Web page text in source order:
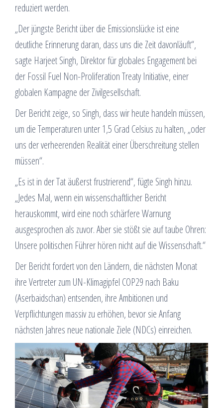
reduziert werden.
„Der jüngste Bericht über die Emissionslücke ist eine
deutliche Erinnerung daran, dass uns die Zeit davonläuft“,
sagte Harjeet Singh, Direktor für globales Engagement bei
der Fossil Fuel Non-Proliferation Treaty Initiative, einer
globalen Kampagne der Zivilgesellschaft.
Der Bericht zeige, so Singh, dass wir heute handeln müssen,
um die Temperaturen unter 1,5 Grad Celsius zu halten, „oder
uns der verheerenden Realität einer Überschreitung stellen
müssen“.
„Es ist in der Tat äußerst frustrierend“, fügte Singh hinzu.
„Jedes Mal, wenn ein wissenschaftlicher Bericht
herauskommt, wird eine noch schärfere Warnung
ausgesprochen als zuvor. Aber sie stößt sie auf taube Ohren:
Unsere politischen Führer hören nicht auf die Wissenschaft.“
Der Bericht fordert von den Ländern, die nächsten Monat
ihre Vertreter zum UN-Klimagipfel COP29 nach Baku
(Aserbaidschan) entsenden, ihre Ambitionen und
Verpflichtungen massiv zu erhöhen, bevor sie Anfang
nächsten Jahres neue nationale Ziele (NDCs) einreichen.